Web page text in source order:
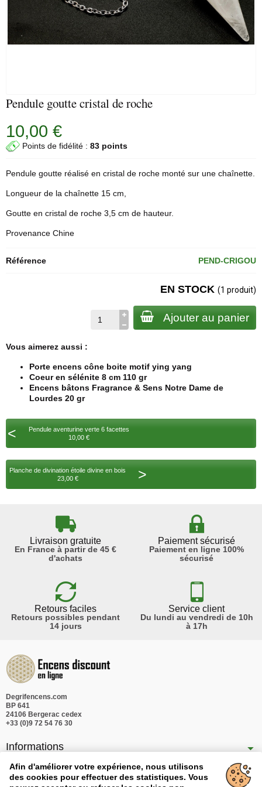
Pendule goutte cristal de roche
10,00 €
Points de fidélité : 83 points
Pendule goutte réalisé en cristal de roche monté sur une chaînette.
Longueur de la chaînette 15 cm,
Goutte en cristal de roche 3,5 cm de hauteur.
Provenance Chine
Référence PEND-CRIGOU
EN STOCK (1 produit)
Ajouter au panier
Vous aimerez aussi :
Porte encens cône boite motif ying yang
Coeur en sélénite 8 cm 110 gr
Encens bâtons Fragrance & Sens Notre Dame de
Lourdes 20 gr
<
Pendule aventurine verte 6 facettes
10,00 €
Planche de divination étoile divine en bois
23,00 €
>
Livraison gratuite
En France à partir de 45 €
d'achats
Paiement sécurisé
Paiement en ligne 100%
sécurisé
Retours faciles
Retours possibles pendant
14 jours
Service client
Du lundi au vendredi de 10h
à 17h
Degrifencens.com
BP 641
24106 Bergerac cedex
+33 (0)9 72 54 76 30
Informations
Nos produits
Afin d'améliorer votre expérience, nous utilisons
des cookies pour effectuer des statistiques. Vous